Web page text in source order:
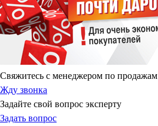
Свяжитесь с менеджером по продажам
Жду звонка
Задайте свой вопрос эксперту
Задать вопрос